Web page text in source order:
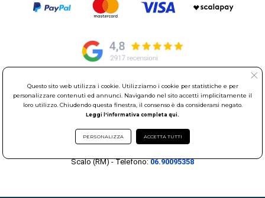
© Elettroservice Spa - Sede Legale: Via Leonardo da Vinci, 40 -
00015 Monterotondo Scalo (RM)
Partita Iva: 01586761007 - Codice Fiscale: 06634500588 Capitale
Sociale 1.600.000,00 Euro i.v. Iscritto al Registro delle Imprese di
Roma REA: RM-535144
Scalo (RM) - Telefono:06.90095358
Questo sito web utilizza i cookie. Utilizziamo i cookie per statistiche e per
personalizzare contenuti ed annunci. Navigando nel sito accetti implicitamente il
loro utilizzo. Chiudendo questa finestra, il consenso è da considerarsi negato.
Leggi l'informativa completa qui.
PERSONALIZZA ACCETTA TUTTI